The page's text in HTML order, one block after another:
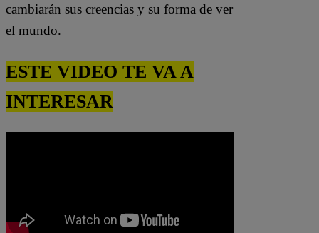
cambiarán sus creencias y su forma de ver
el mundo.
ESTE VIDEO TE VA A
INTERESAR